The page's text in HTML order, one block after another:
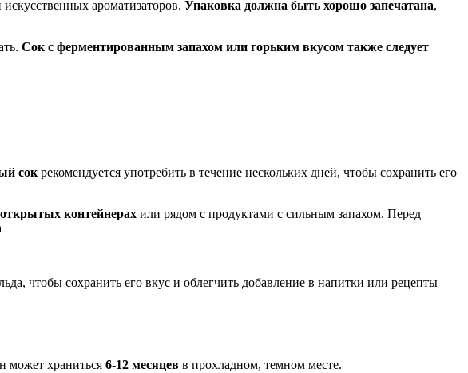
ароматизаторов. Упаковка должна быть хорошо запечатана,
Сок с ферментированным запахом или горьким вкусом также следует
сок рекомендуется употребить в течение нескольких дней, чтобы сохранить его
контейнерах или рядом с продуктами с сильным запахом. Перед
чтобы сохранить его вкус и облегчить добавление в напитки или рецепты
может храниться 6-12 месяцев в прохладном, темном месте.